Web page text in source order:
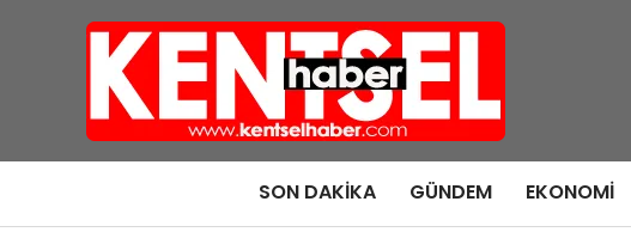
SON DAKIKA GÜNDEM EKONOMI